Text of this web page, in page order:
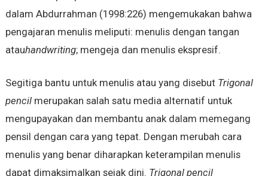
dalam Abdurrahman (1998:226) mengemukakan bahwa
pengajaran menulis meliputi: menulis dengan tangan
atauhandwriting; mengeja dan menulis ekspresif.
Segitiga bantu untuk menulis atau yang disebut Trigonal
pencil merupakan salah satu media alternatif untuk
mengupayakan dan membantu anak dalam memegang
pensil dengan cara yang tepat. Dengan merubah cara
menulis yang benar diharapkan keterampilan menulis
dapat dimaksimalkan sejak dini. Trigonal pencil